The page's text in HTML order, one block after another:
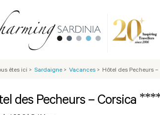
êtes ici > Sardaigne > Vacances > Hôtel des Pecheurs
des Pecheurs – Corsica